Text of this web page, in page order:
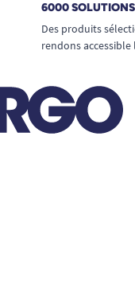
6000
Des produits
rendons